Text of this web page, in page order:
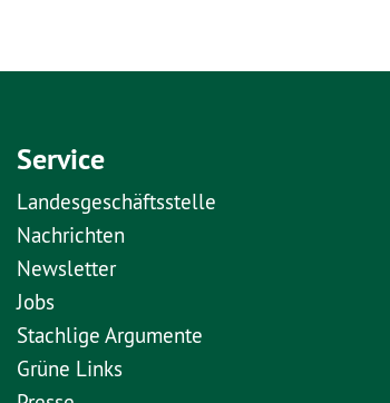
Service
Landesgeschäftsstelle
Nachrichten
Newsletter
Jobs
Stachlige Argumente
Grüne Links